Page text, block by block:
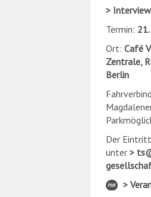
Termin:
Ort:Café
Zentrale,
Berlin
Der
unter
ts